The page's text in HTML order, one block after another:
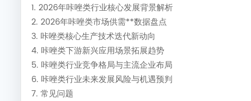
1. 2026年咔唑类行业核心发展背景解析
2. 2026年咔唑类市场供需**数据盘点
3. 咔唑类核心生产技术迭代新动向
4. 咔唑类下游新兴应用场景拓展趋势
5. 咔唑类行业竞争格局与主流企业布局
6. 咔唑类行业未来发展风险与机遇预判
7. 常见问题